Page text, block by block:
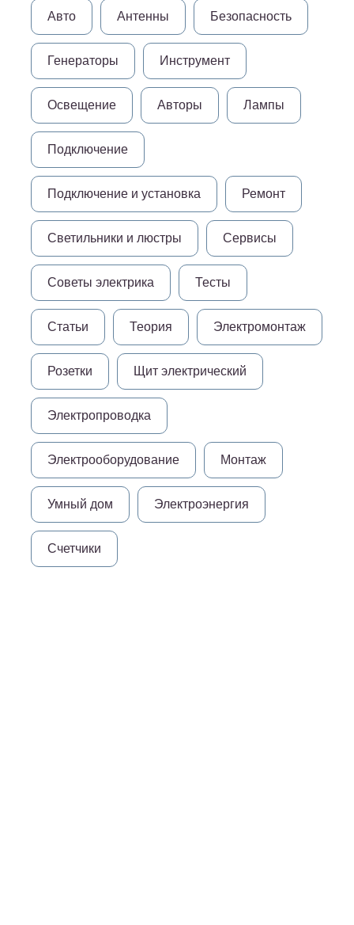
Авто Антенны Безопасность
Генераторы Инструмент
Освещение Авторы Лампы
Подключение
Подключение и установка Ремонт
Светильники и люстры Сервисы
Советы электрика Тесты
Статьи Теория Электромонтаж
Розетки Щит электрический
Электропроводка
Электрооборудование Монтаж
Умный дом Электроэнергия
Счетчики